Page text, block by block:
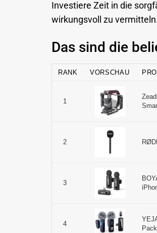
Investiere Zeit in die
wirkungsvoll zu
Das sind die
RANK VORSCHAU
1
2
3
4